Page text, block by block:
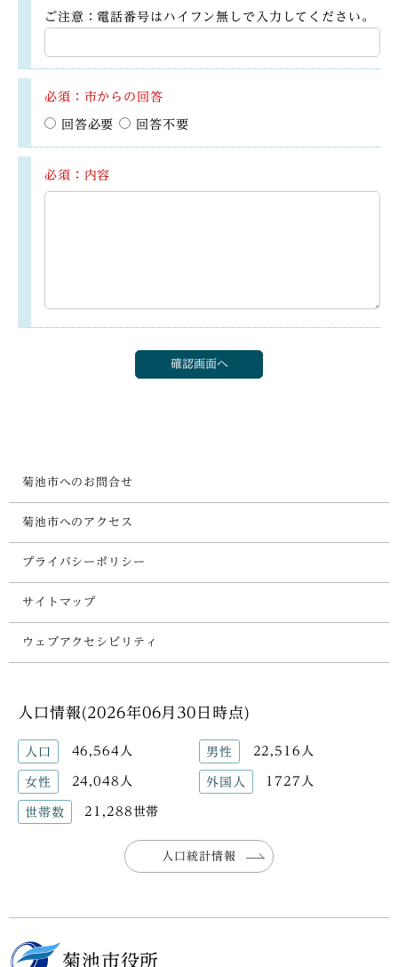
ご注意：電話番号はハイフン無しで入力してください。
必須：市からの回答
回答必要 回答不要
必須：内容
菊池市へのお問合せ
菊池市へのアクセス
プライバシーポリシー
サイトマップ
ウェブアクセシビリティ
人口情報(2026年06月30日時点)
人口 46,564人 男性 22,516人
女性 24,048人 外国人 1727人
世帯数 21,288世帯
人口統計情報
菊池市役所